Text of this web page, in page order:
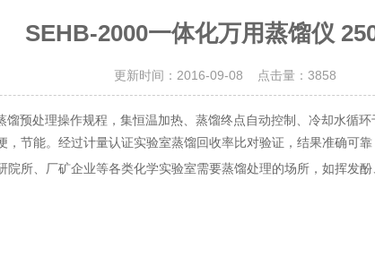
SEHB-2000一体化万用蒸馏仪
更新时间：2016-09-08 点击量： 3858
馏预处理操作规程，集恒温加热、蒸馏终点自动控制、冷却水循
节能。经过计量认证实验室蒸馏回收率比对验证，结果准确可靠
所、厂矿企业等各类化学实验室需要蒸馏处理的场所，如挥发